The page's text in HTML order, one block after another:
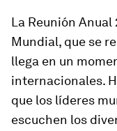
La Reunión Anual
Mundial, que se
llega en un
internacionales.
que los líderes
escuchen los